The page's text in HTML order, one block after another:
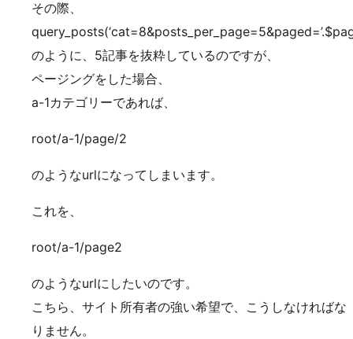
その際、
のように、5記事を抜粋しているのですが、
ページングをした場合、
a-1カテゴリーであれば、
root/a-1/page/2
のようなurlになってしまいます。
これを、
root/a-1/page2
のようなurlにしたいのです。
こちら、サイト所有者の強い希望で、こうしなければな
りません。